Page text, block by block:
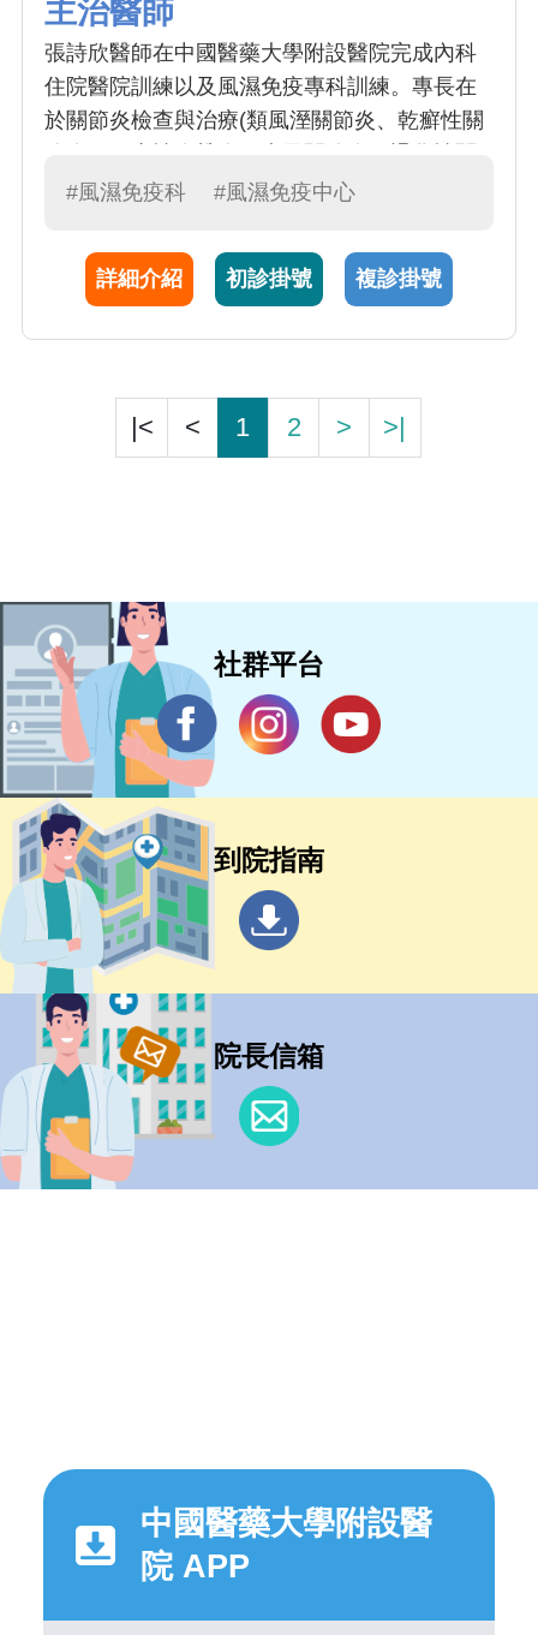
主治醫師
張詩欣醫師在中國醫藥大學附設醫院完成內科
住院醫院訓練以及風濕免疫專科訓練。專長在
於關節炎檢查與治療(類風溼關節炎、乾癬性關
節炎等)以及結締組織疾患(紅斑性狼瘡、乾燥
慢性蕁麻疹、異位性皮膚炎、過敏性鼻炎等)。
#風濕免疫科 #風濕免疫中心
詳細介紹 初診掛號 複診掛號
|< < 1 2 > >|
社群平台
到院指南
院長信箱
中國醫藥大學附設醫
院 APP